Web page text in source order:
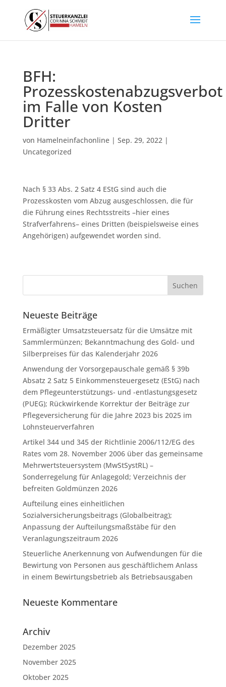
BFH:
Prozesskostenabzugsverbot
im Falle von Kosten
Dritter
von Hamelneinfachonline| Sep. 29, 2022|
Uncategorized
Nach § 33 Abs. 2 Satz 4 EStG sind auch die
Prozesskosten vom Abzug ausgeschlossen, die für
die Führung eines Rechtsstreits –hier eines
Strafverfahrens– eines Dritten (beispielsweise eines
Angehörigen) aufgewendet worden sind.
Neueste Beiträge
Ermäßigter Umsatzsteuersatz für die Umsätze mit
Sammlermünzen; Bekanntmachung des Gold- und
Silberpreises für das Kalenderjahr 2026
Anwendung der Vorsorgepauschale gemäß § 39b
Absatz 2 Satz 5 Einkommensteuergesetz (EStG) nach
dem Pflegeunterstützungs- und -entlastungsgesetz
(PUEG); Rückwirkende Korrektur der Beiträge zur
Pflegeversicherung für die Jahre 2023 bis 2025 im
Lohnsteuerverfahren
Artikel 344 und 345 der Richtlinie 2006/112/EG des
Rates vom 28. November 2006 über das gemeinsame
Mehrwertsteuersystem (MwStSystRL) –
Sonderregelung für Anlagegold; Verzeichnis der
befreiten Goldmünzen 2026
Aufteilung eines einheitlichen
Sozialversicherungsbeitrags (Globalbeitrag);
Anpassung der Aufteilungsmaßstäbe für den
Veranlagungszeitraum 2026
Steuerliche Anerkennung von Aufwendungen für die
Bewirtung von Personen aus geschäftlichem Anlass
in einem Bewirtungsbetrieb als Betriebsausgaben
Neueste Kommentare
Archiv
Dezember 2025
November 2025
Oktober 2025